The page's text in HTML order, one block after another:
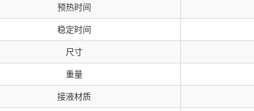
预热时间
稳定时间
尺寸
重量
接液材质